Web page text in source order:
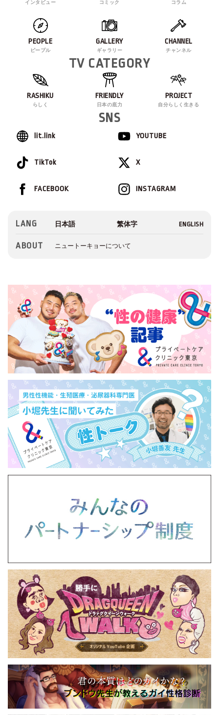
インタビュー コミック コラム
PEOPLE
ピープル
GALLERY
ギャラリー
CHANNEL
チャンネル
TV CATEGORY
RASHIKU
らしく
FRIENDLY
日本の底力
PROJECT
自分らしく生きる
SNS
lit.link YOUTUBE
TikTok X
INSTAGRAM
FACEBOOK
LANG
ABOUT ニュートーキョーについて